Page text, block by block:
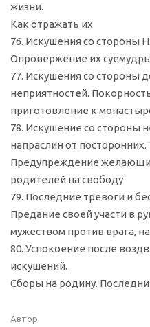
жизни.
Как отражать их
76. Искушения со стороны
Опровержение их
77. Искушения со стороны
неприятностей.
приготовление к
78. Искушение со стороны
напраслин от
Предупреждение
родителей на свободу
79. Последние тревоги и
Предание своей участи в
мужеством против врага,
80. Успокоение после
искушений.
Сборы на родину.
Автор